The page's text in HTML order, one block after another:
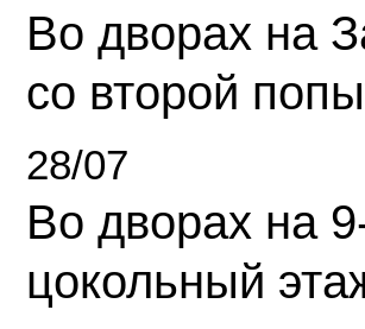
Во дворах на
со второй
28/07
Во дворах на
цокольный